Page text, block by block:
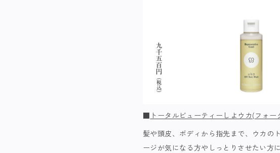
■ トータルビューティーしよウカ(フォー
髪や頭皮、ボディから指先まで、ウカの
ージが気になる方やしっとりさせたい方に